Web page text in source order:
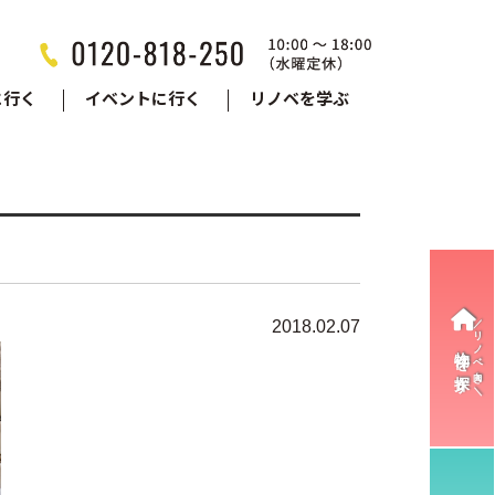
く イベントに行く リノベを学ぶ
2018.02.07
物件を探す